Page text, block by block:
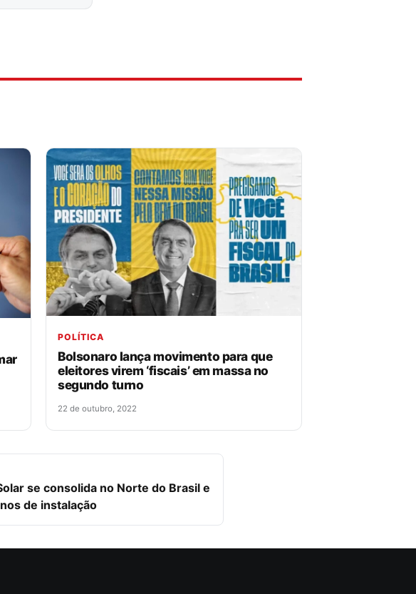
POLÍTICA
Bolsonaro lança movimento para que
eleitores virem ‘fiscais’ em massa no
segundo turno
22 de outubro, 2022
se consolida no Norte do Brasil e
de instalação